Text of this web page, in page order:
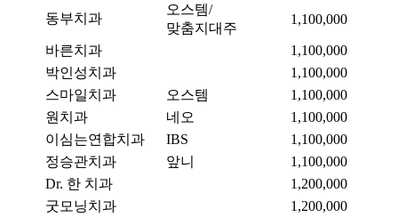
동부치과
오스템/
맞춤지대주
1,100,000
바른치과
1,100,000
박인성치과
1,100,000
스마일치과
오스템
1,100,000
원치과
네오
1,100,000
이심는연합치과
IBS
1,100,000
정승관치과
앞니
1,100,000
Dr. 한 치과
1,200,000
굿모닝치과
1,200,000